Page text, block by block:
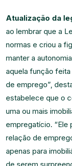
Atualização da
ao lembrar que a
normas e criou a
manter a
aquela função
de emprego”,
estabelece que o
uma ou mais
empregatício. “Ele
relação de
apenas para
de serem